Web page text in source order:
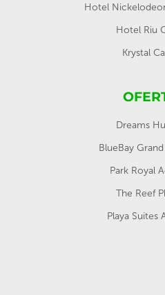
Hotel
Hotel Riu
Krystal
Dreams
BlueBay
Park Royal
The Reef
Playa Suites